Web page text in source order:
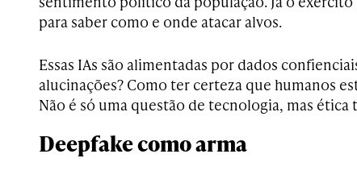
para saber como e onde atacar alvos.
Essas IAs são alimentadas por dados
alucinações? Como ter certeza que humanos
Não é só uma questão de tecnologia, mas
Deepfake como arma